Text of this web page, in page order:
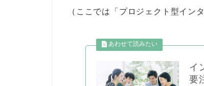
（ここでは「プロジェクト型イン
イ
要